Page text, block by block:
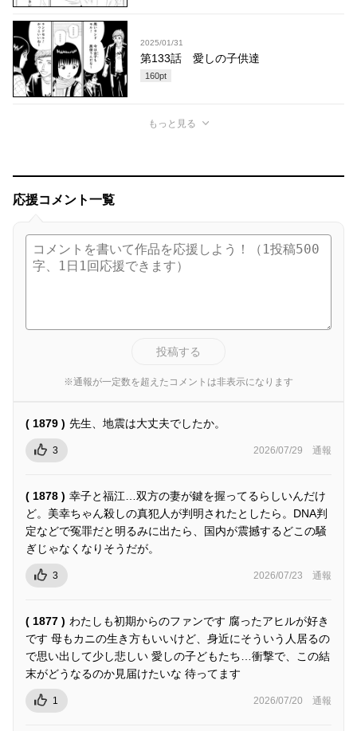
2025/01/31
第133話 愛しの子供達
160pt
もっと見る
応援コメント一覧
投稿する
※通報が一定数を超えたコメントは非表示になります
( 1879 ) 先生、地震は大丈夫でしたか。
3 2026/07/29 通報
( 1878 ) 幸子と福江…双方の妻が鍵を握ってるらしいんだけ
ど。美幸ちゃん殺しの真犯人が判明されたとしたら。DNA判
定などで冤罪だと明るみに出たら、国内が震撼するどこの騒
ぎじゃなくなりそうだが。
3 2026/07/23 通報
( 1877 ) わたしも初期からのファンです 腐ったアヒルが好き
です 母もカニの生き方もいいけど、身近にそういう人居るの
で思い出して少し悲しい 愛しの子どもたち…衝撃で、この結
末がどうなるのか見届けたいな 待ってます
1 2026/07/20 通報